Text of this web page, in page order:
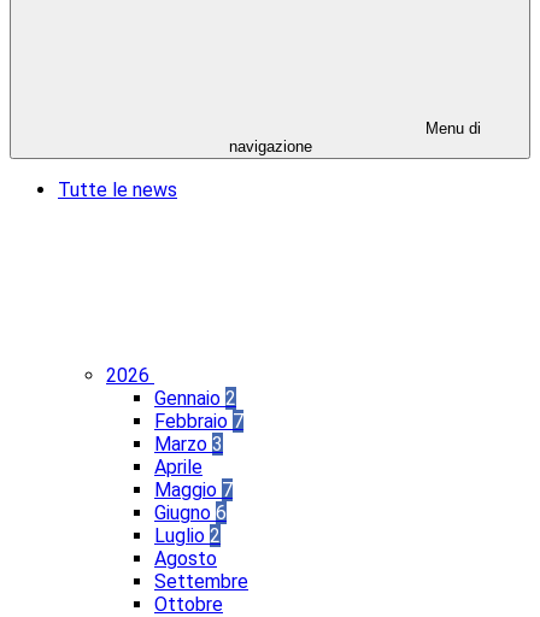
Menu di
navigazione
Tutte le news
2026
Gennaio 2
Febbraio 7
Marzo 3
Aprile
Maggio 7
Giugno 6
Luglio 2
Agosto
Settembre
Ottobre